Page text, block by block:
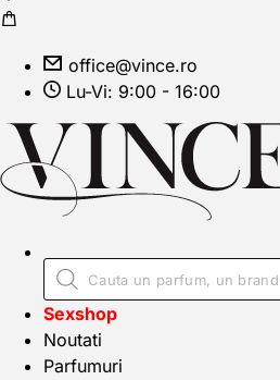
office@vince.ro
Lu-Vi: 9:00 - 16:00
Sexshop
Noutati
Parfumuri